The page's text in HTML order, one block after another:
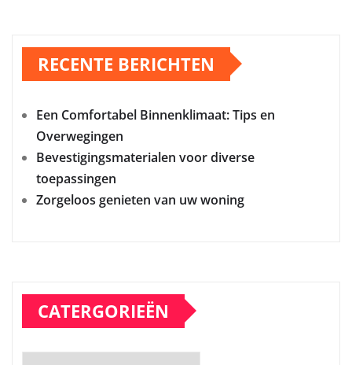
RECENTE BERICHTEN
Een Comfortabel Binnenklimaat: Tips en
Overwegingen
Bevestigingsmaterialen voor diverse
toepassingen
Zorgeloos genieten van uw woning
CATERGORIEËN